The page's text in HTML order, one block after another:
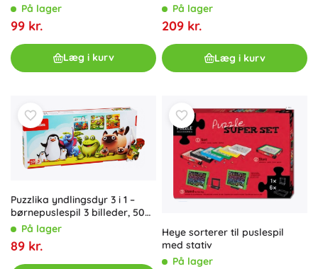
På lager
99 kr.
Læg i kurv
På lager
209 kr.
Læg i kurv
Puzzlika yndlingsdyr 3 i 1 –
børnepuslespil 3 billeder, 50
brikker
På lager
89 kr.
Heye sorterer til puslespil
med stativ
På lager